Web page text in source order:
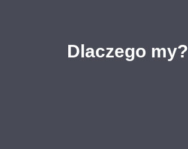
Dlaczego my?